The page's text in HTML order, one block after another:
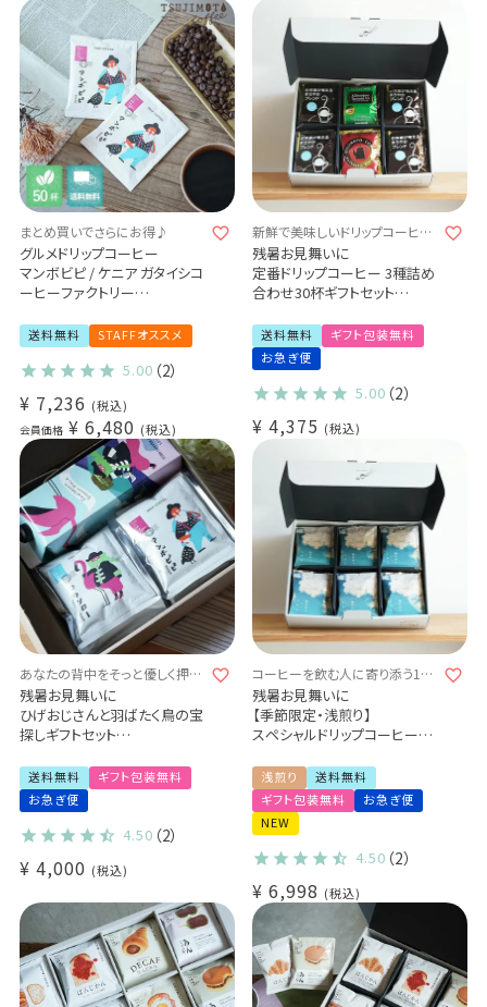
まとめ買いでさらにお得♪
グルメドリップコーヒー
マンボビピ / ケニア ガタイシコ
ーヒーファクトリー
送料無料 STAFFオススメ
5.00 （2）
¥ 7,236 税込
会員価格 ¥ 6,480 税込
新鮮で美味しいドリップコーヒー
３種
残暑お見舞いに
定番ドリップコーヒー 3種詰め
合わせ30杯ギフトセット
ド20袋
ほろにがブレンド5袋
キリマンジャロ5袋
送料無料
ギフト包装無料
お急ぎ便
5.00 （2）
¥ 4,375 税込
あなたの背中をそっと優しく押し
てくれる1杯となりますように
残暑お見舞いに
ひげおじさんと羽ばたく鳥の宝
探しギフトセット
コーヒー2種
詰め合わせギフトセット
カリビアントレジャーブレンド
マンボビピ ヨウソロー (dl)
送料無料
ギフト包装無料
お急ぎ便
4.50 （2）
¥ 4,000 税込
コーヒーを飲む人に寄り添う1杯
となりますように
残暑お見舞いに
【季節限定・浅煎り】
スペシャルドリップコーヒー
ギフトセット - 驟雨 -
コスタリカ ケブラダ・グランデ
農園
浅煎り
送料無料
ギフト包装無料
お急ぎ便
NEW
4.50 （2）
¥ 6,998 税込